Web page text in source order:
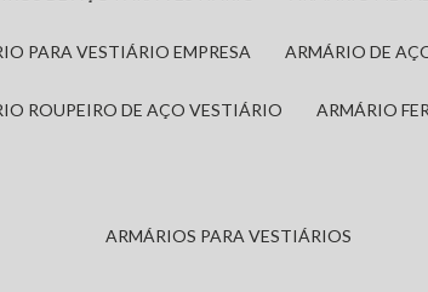
PARA VESTIÁRIO EMPRESA ARMÁRIO DE
ROUPEIRO DE AÇO VESTIÁRIO ARMÁRIO
ARMÁRIOS PARA VESTIÁRIOS